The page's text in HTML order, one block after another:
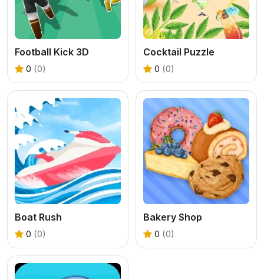
Football Kick 3D
0 (0)
Cocktail Puzzle
0 (0)
Boat Rush
0 (0)
Bakery Shop
0 (0)